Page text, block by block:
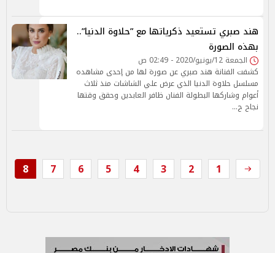
هند صبري تستعيد ذكرياتها مع ”حلاوة الدنيا”..
بهذه الصورة
الجمعة 12/يونيو/2020 - 02:49 ص
كشفت الفنانة هند صبري عن صورة لها من إحدى مشاهده
مسلسل حلاوة الدنيا الذي عرض علي الشاشات منذ ثلاث
أعوام وشاركها البطولة الفنان ظافر العابدين وحقق وقتها
نجاح ج…
1
2
3
4
5
6
7
8